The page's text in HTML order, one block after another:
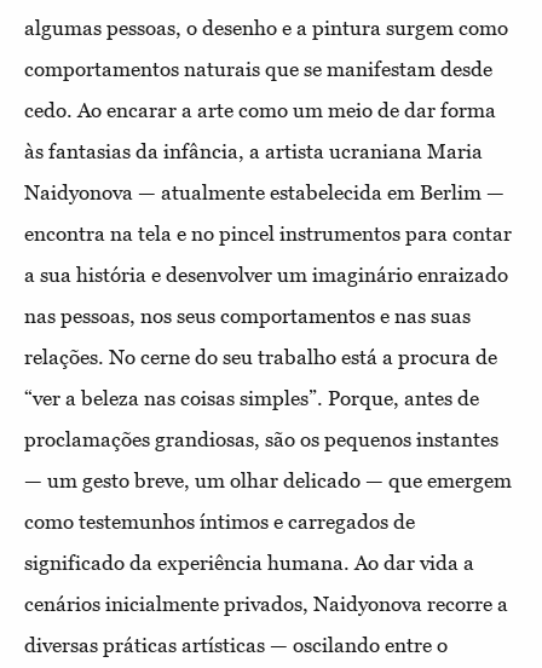
algumas pessoas, o desenho e a pintura surgem como
comportamentos naturais que se manifestam desde
cedo. Ao encarar a arte como um meio de dar forma
às fantasias da infância, a artista ucraniana Maria
Naidyonova — atualmente estabelecida em Berlim —
encontra na tela e no pincel instrumentos para contar
a sua história e desenvolver um imaginário enraizado
nas pessoas, nos seus comportamentos e nas suas
relações. No cerne do seu trabalho está a procura de
“ver a beleza nas coisas simples”. Porque, antes de
proclamações grandiosas, são os pequenos instantes
— um gesto breve, um olhar delicado — que emergem
como testemunhos íntimos e carregados de
significado da experiência humana. Ao dar vida a
cenários inicialmente privados, Naidyonova recorre a
diversas práticas artísticas — oscilando entre o